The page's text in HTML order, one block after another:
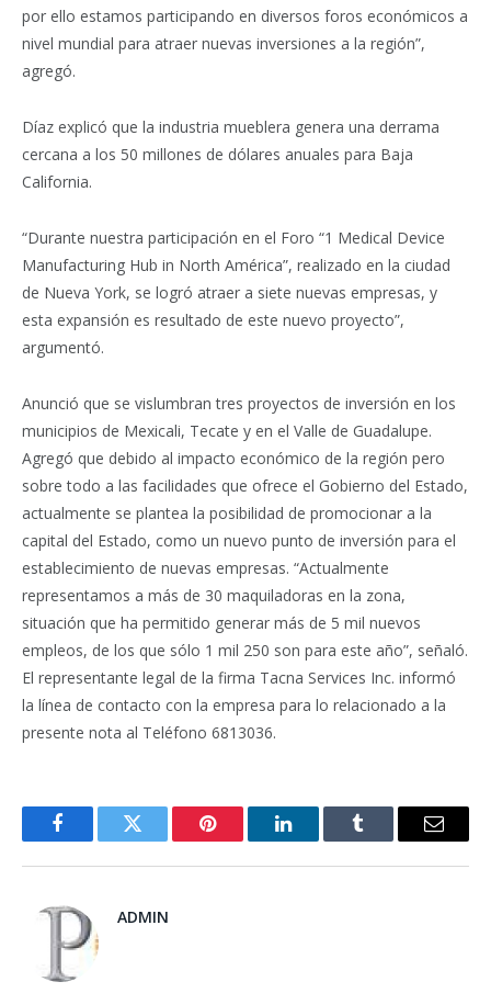
por ello estamos participando en diversos foros económicos a
nivel mundial para atraer nuevas inversiones a la región”,
agregó.
Díaz explicó que la industria mueblera genera una derrama
cercana a los 50 millones de dólares anuales para Baja
California.
“Durante nuestra participación en el Foro “1 Medical Device
Manufacturing Hub in North América”, realizado en la ciudad
de Nueva York, se logró atraer a siete nuevas empresas, y
esta expansión es resultado de este nuevo proyecto”,
argumentó.
Anunció que se vislumbran tres proyectos de inversión en los
municipios de Mexicali, Tecate y en el Valle de Guadalupe.
Agregó que debido al impacto económico de la región pero
sobre todo a las facilidades que ofrece el Gobierno del Estado,
actualmente se plantea la posibilidad de promocionar a la
capital del Estado, como un nuevo punto de inversión para el
establecimiento de nuevas empresas. “Actualmente
representamos a más de 30 maquiladoras en la zona,
situación que ha permitido generar más de 5 mil nuevos
empleos, de los que sólo 1 mil 250 son para este año”, señaló.
El representante legal de la firma Tacna Services Inc. informó
la línea de contacto con la empresa para lo relacionado a la
presente nota al Teléfono 6813036.
FacebookTwitter Pinterest LinkedInTumblr Email
ADMIN